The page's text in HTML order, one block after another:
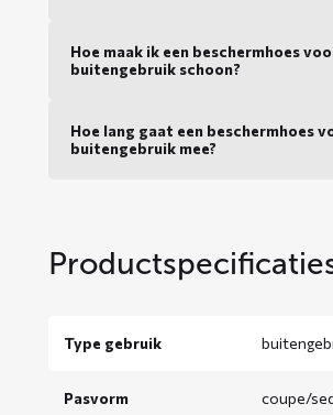
Hoe maak ik een beschermhoes
buitengebruik schoon?
Hoe lang gaat een beschermhoes
buitengebruik mee?
Type gebruik
Pasvorm coupe/